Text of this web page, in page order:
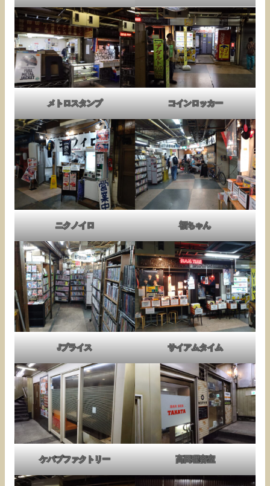
メトロスタンプ コインロッカー
ニクノイロ 福ちゃん
Jプライス サイアムタイム
ケバブファクトリー 高田理容室